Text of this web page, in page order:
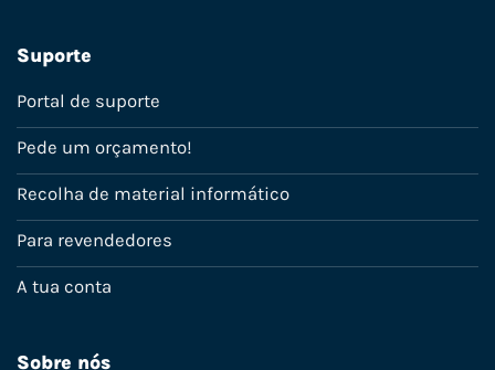
Suporte
Portal de suporte
Pede um orçamento!
Recolha de material informático
Para revendedores
A tua conta
Sobre nós